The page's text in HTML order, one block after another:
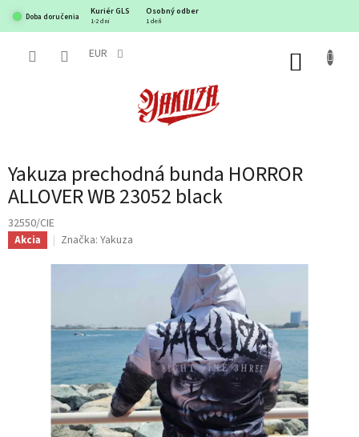
obsah
Doba doručenia
Kuriér GLS Osobný odber
1-2 dni 1 deň
EUR
Yakuza prechodná bunda HORROR
ALLOVER WB 23052 black
32550/CIE
Akcia Značka: Yakuza